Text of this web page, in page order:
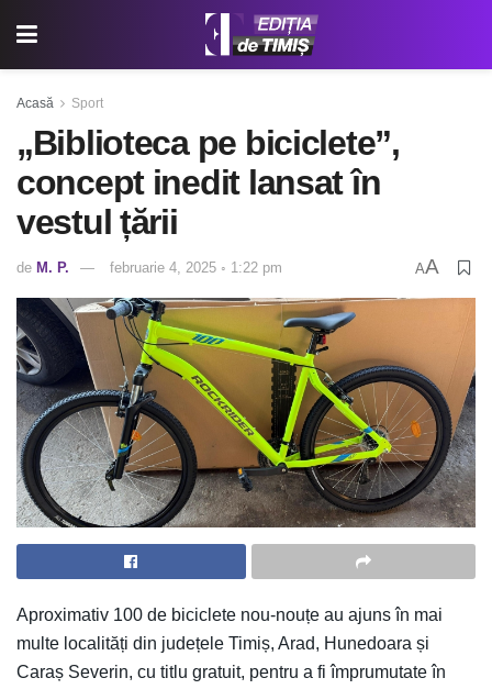
Acasă Sport
„Biblioteca pe biciclete”,
concept inedit lansat în
vestul țării
de M. P. februarie 4, 2025 ◦ 1:22 pm AA
Aproximativ 100 de biciclete nou-nouțe au ajuns în mai
multe localități din județele Timiș, Arad, Hunedoara și
Caraș Severin, cu titlu gratuit, pentru a fi împrumutate în